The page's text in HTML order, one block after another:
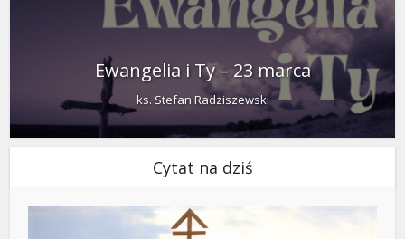
Ewangelia i Ty – 23 marca
ks. Stefan Radziszewski
Cytat na dziś